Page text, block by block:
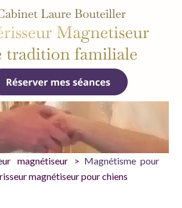
magnétiseur > Magnétisme pour
magnétiseur pour chiens